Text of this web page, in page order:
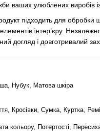
ваших улюблених виробів
підходить для обробки
інтер’єру.
догляд і довготривалий
Нубук, Матова шкіра
Кросівки, Сумка, Куртка,
кольору, Потертості,